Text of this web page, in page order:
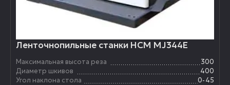
Ленточнопильные станки HCM MJ344E
Максимальная высота реза
300
Диаметр шкивов
400
Угол наклона стола
0-45